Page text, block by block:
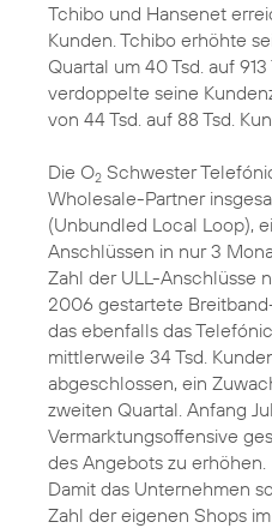
Tchibo und Hansenet
Kunden. Tchibo erhöhte
Quartal um 40 Tsd. auf
verdoppelte seine
von 44 Tsd. auf 88 Tsd.
Die O2 Schwester
Wholesale-Partner
(Unbundled Local Loop),
Anschlüssen in nur 3
Zahl der ULL-Anschlüsse
2006 gestartete
das ebenfalls das
mittlerweile 34 Tsd.
abgeschlossen, ein
zweiten Quartal. Anfang
Vermarktungsoffensive
des Angebots zu erhöhen.
Damit das Unternehmen
Zahl der eigenen Shops